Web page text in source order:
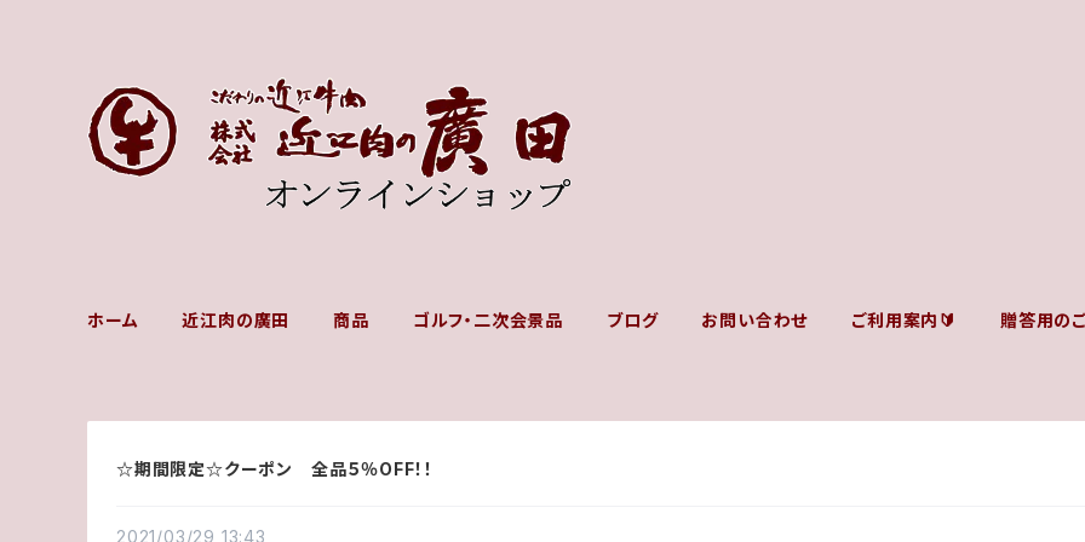
ホーム 近江肉の廣田 商品 ゴルフ・二次会景品 ブログ お問い合わせ ご利用案内🔰 贈答用の
☆期間限定☆クーポン 全品５％OFF！！
2021/03/29 13:43